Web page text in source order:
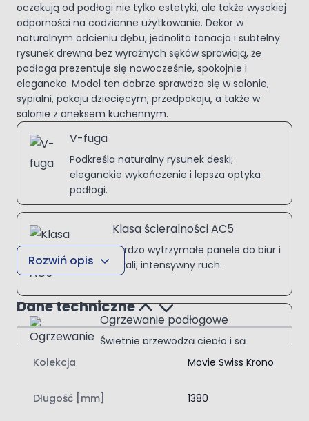
oczekują od podłogi nie tylko estetyki, ale także wysokiej
odporności na codzienne użytkowanie. Dekor w
naturalnym odcieniu dębu, jednolita tonacja i subtelny
rysunek drewna bez wyraźnych sęków sprawiają, że
podłoga prezentuje się nowocześnie, spokojnie i
elegancko. Model ten dobrze sprawdza się w salonie,
sypialni, pokoju dziecięcym, przedpokoju, a także w
salonie z aneksem kuchennym.
V-fuga
Podkreśla naturalny rysunek deski;
eleganckie wykończenie i lepsza optyka
podłogi.
Klasa ścieralności AC5
Bardzo wytrzymałe panele do biur i
lokali; intensywny ruch.
Ogrzewanie podłogowe
Świetnie przewodzą ciepło i są
przyjemne w dotyku; komfort
Rozwiń opis
Dane techniczne
Kolekcja Movie Swiss Krono
Długość [mm] 1380